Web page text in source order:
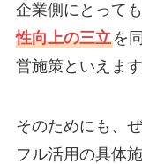
企業側にとっても
性向上の三立を
営施策といえます
そのためにも、
フル活用の具体